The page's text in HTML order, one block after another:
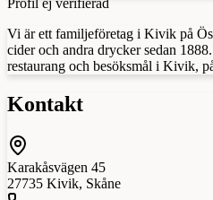
Profil ej verifierad
Vi är ett familjeföretag i Kivik på
cider och andra drycker sedan
restaurang och besöksmål i Kivik,
Kontakt
Karakåsvägen 45
27735 Kivik, Skåne